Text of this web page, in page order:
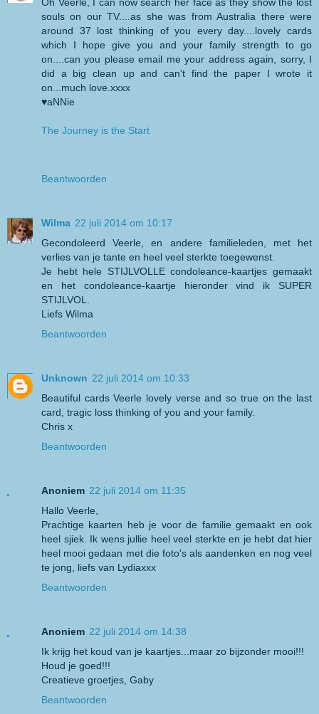
Oh Veerle, I can now search her face as they show the lost
souls on our TV....as she was from Australia there were
around 37 lost thinking of you every day....lovely cards
which I hope give you and your family strength to go
on....can you please email me your address again, sorry, I
did a big clean up and can't find the paper I wrote it
on...much love.xxxx
♥aNNie
The Journey is the Start
Beantwoorden
Wilma 22 juli 2014 om 10:17
Gecondoleerd Veerle, en andere familieleden, met het
verlies van je tante en heel veel sterkte toegewenst.
Je hebt hele STIJLVOLLE condoleance-kaartjes gemaakt
en het condoleance-kaartje hieronder vind ik SUPER
STIJLVOL.
Liefs Wilma
Beantwoorden
Unknown 22 juli 2014 om 10:33
Beautiful cards Veerle lovely verse and so true on the last
card, tragic loss thinking of you and your family.
Chris x
Beantwoorden
Anoniem 22 juli 2014 om 11:35
Hallo Veerle,
Prachtige kaarten heb je voor de familie gemaakt en ook
heel sjiek. Ik wens jullie heel veel sterkte en je hebt dat hier
heel mooi gedaan met die foto's als aandenken en nog veel
te jong, liefs van Lydiaxxx
Beantwoorden
Anoniem 22 juli 2014 om 14:38
Ik krijg het koud van je kaartjes...maar zo bijzonder mooi!!!
Houd je goed!!!
Creatieve groetjes, Gaby
Beantwoorden